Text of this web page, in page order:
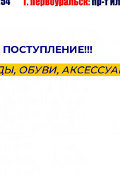
ОБУВИ,